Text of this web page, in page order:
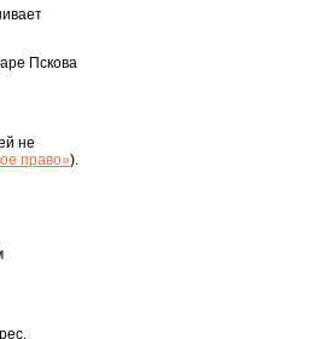
Пскова
не
право»).